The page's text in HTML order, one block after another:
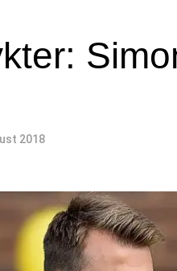
nytt stoppested…
2018